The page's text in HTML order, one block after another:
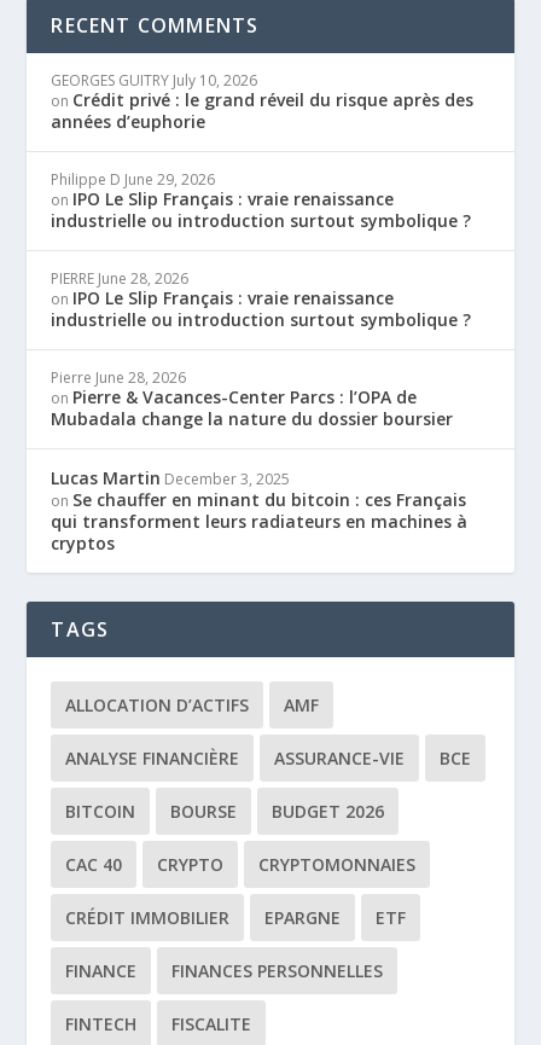
RECENT COMMENTS
GEORGES GUITRY July 10, 2026
on Crédit privé : le grand réveil du risque après des
années d’euphorie
Philippe D June 29, 2026
on IPO Le Slip Français : vraie renaissance
industrielle ou introduction surtout symbolique ?
PIERRE June 28, 2026
on IPO Le Slip Français : vraie renaissance
industrielle ou introduction surtout symbolique ?
Pierre June 28, 2026
on Pierre & Vacances-Center Parcs : l’OPA de
Mubadala change la nature du dossier boursier
Lucas Martin December 3, 2025
on Se chauffer en minant du bitcoin : ces Français
qui transforment leurs radiateurs en machines à
cryptos
TAGS
ALLOCATION D’ACTIFS AMF
ANALYSE FINANCIÈRE ASSURANCE-VIE BCE
BITCOIN BOURSE BUDGET 2026
CAC 40 CRYPTO CRYPTOMONNAIES
CRÉDIT IMMOBILIER EPARGNE ETF
FINANCE FINANCES PERSONNELLES
FINTECH FISCALITE